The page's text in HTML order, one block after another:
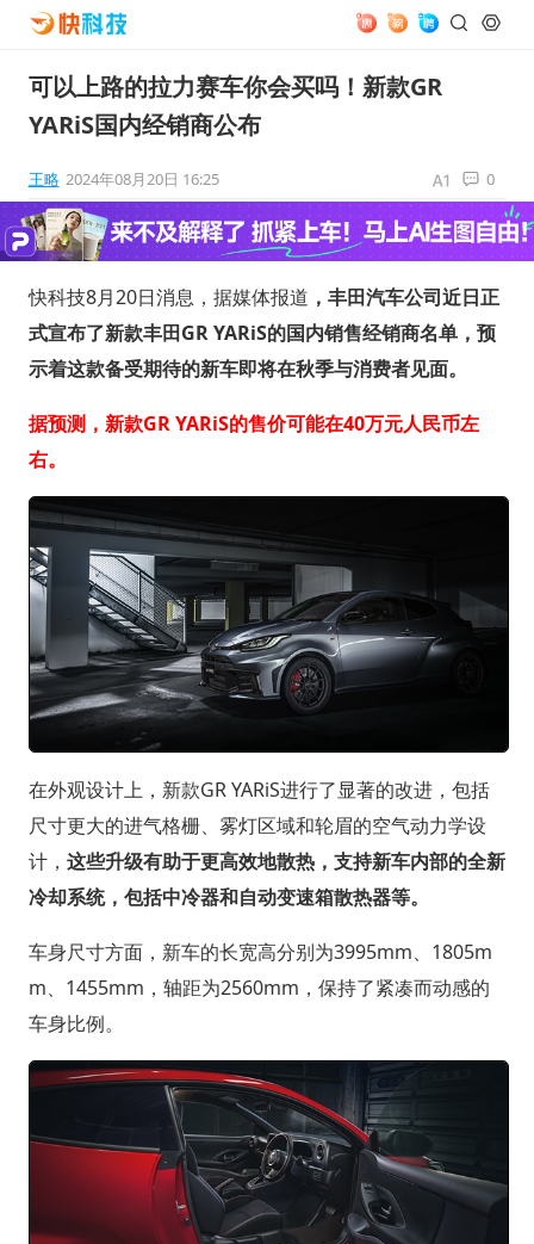
可以上路的拉力赛车你会买吗！新款GR
YARiS国内经销商公布
王略 2024年08月20日 16:25 0
快科技8月20日消息，据媒体报道 ，丰田汽车公司近日正
式宣布了新款丰田GR YARiS的国内销售经销商名单，预
示着这款备受期待的新车即将在秋季与消费者见面。
据预测，新款GR YARiS的售价可能在40万元人民币左
右。
在外观设计上，新款GR YARiS进行了显著的改进，包括
尺寸更大的进气格栅、雾灯区域和轮眉的空气动力学设
计， 这些升级有助于更高效地散热，支持新车内部的全新
冷却系统，包括中冷器和自动变速箱散热器等。
车身尺寸方面，新车的长宽高分别为3995mm、1805m
m、1455mm，轴距为2560mm，保持了紧凑而动感的
车身比例。